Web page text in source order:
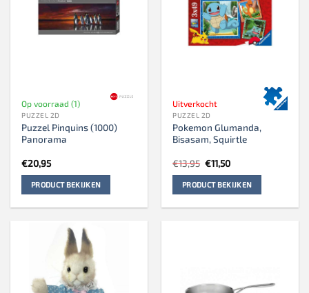
Op voorraad (1)
PUZZEL 2D
Puzzel Pinquins (1000)
Panorama
€20,95
PRODUCT BEKIJKEN
Uitverkocht
PUZZEL 2D
Pokemon Glumanda,
Bisasam, Squirtle
€13,95 Oorspronkelijke
prijs
was:
€13,95.
€11,50Huidige
is:
€11,50.
PRODUCT BEKIJKEN